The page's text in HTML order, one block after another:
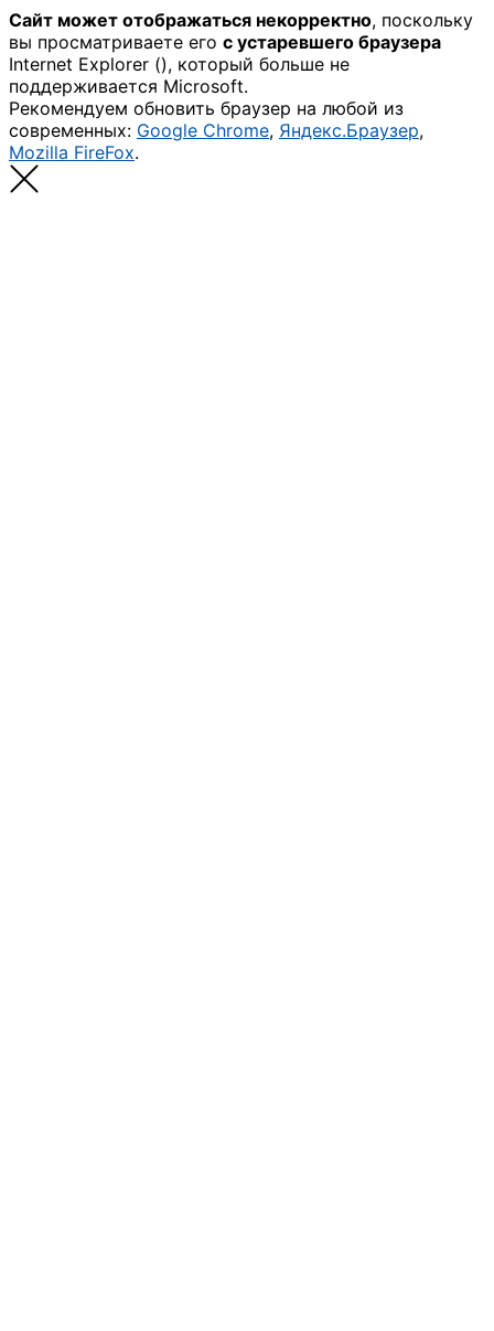
Сайт может отображаться некорректно, поскольку
вы просматриваете его с устаревшего браузера
Internet Explorer (), который больше не
поддерживается Microsoft.
Рекомендуем обновить браузер на любой из
современных: Google Chrome, Яндекс.Браузер,
Mozilla FireFox.